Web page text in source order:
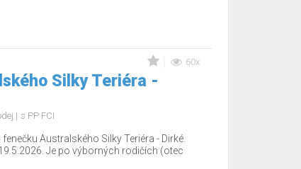
60x
Silky Teriéra -
s PP FCI
Australského Silky Teriéra - Dirké.
Je po výborných rodičích (otec